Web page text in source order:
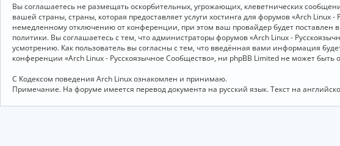
Вы соглашаетесь не размещать оскорбительных, угрожающих, клеветнических
вашей страны, страны, которая предоставляет услуги хостинга для форумов «Arch
немедленному отключению от конференции, при этом ваш провайдер будет поставлен
политики. Вы соглашаетесь с тем, что администраторы форумов «Arch Linux -
усмотрению. Как пользователь вы согласны с тем, что введённая вами информация
конференции «Arch Linux - Русскоязычное Сообщество», ни phpBB Limited не может быть
С Кодексом поведения Arch Linux ознакомлен и принимаю.
Примечание. На форуме имеется перевод документа на русский язык. Текст на